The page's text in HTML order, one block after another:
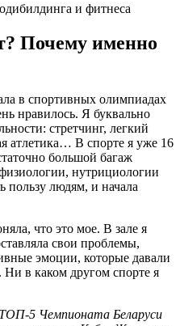
и фитнеса
Почему именно
в спортивных олимпиадах
нравилось. Я буквально
стретчинг, легкий
атлетика… В спорте я уже 16
большой багаж
нутрициологии
пользу людям, и начала
что это мое. В зале я
свои проблемы,
эмоции, которые давали
в каком другом спорте я